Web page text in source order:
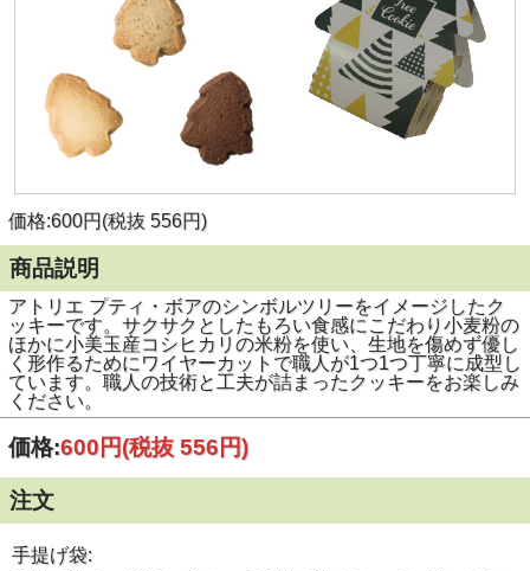
価格:600円(税抜 556円)
商品説明
アトリエ プティ・ボアのシンボルツリーをイメージしたク
ッキーです。サクサクとしたもろい食感にこだわり小麦粉の
ほかに小美玉産コシヒカリの米粉を使い、生地を傷めず優し
く形作るためにワイヤーカットで職人が1つ1つ丁寧に成型し
ています。職人の技術と工夫が詰まったクッキーをお楽しみ
ください。
価格:600円(税抜 556円)
注文
手提げ袋: